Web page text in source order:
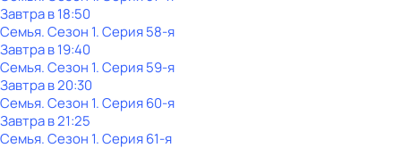
Завтра в 18:50
Семья. Сезон 1. Серия 58-я
Завтра в 19:40
Семья. Сезон 1. Серия 59-я
Завтра в 20:30
Семья. Сезон 1. Серия 60-я
Завтра в 21:25
Семья. Сезон 1. Серия 61-я